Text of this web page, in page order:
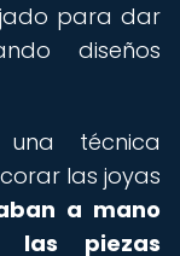
para dar
diseños
técnica
las joyas
a mano
las piezas